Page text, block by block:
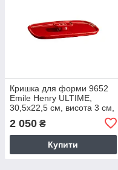
Кришка для форми 9652
Emile Henry ULTIME,
30,5х22,5 см, висота 3 см,
2 050 ₴
Купити